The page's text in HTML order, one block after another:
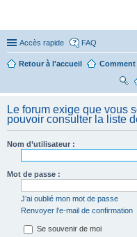
Stylevan
Accès rapide FAQ
Retour à l'accueil
her
ch
er
Le forum exige que vous
pouvoir consulter la liste
Nom d’utilisateur :
Mot de passe :
J’ai oublié mon mot de passe
Renvoyer l’e-mail de confirmation
Se souvenir de moi